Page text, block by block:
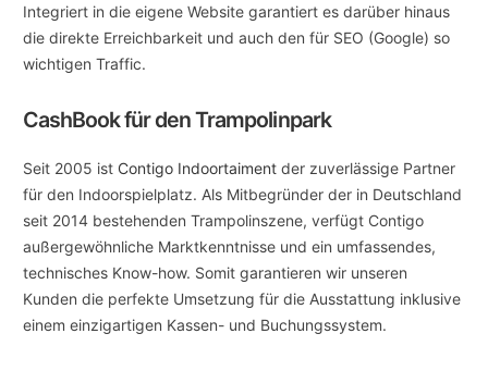
Integriert in die eigene Website garantiert es darüber hinaus
die direkte Erreichbarkeit und auch den für SEO (Google) so
wichtigen Traffic.
CashBook für den Trampolinpark
Seit 2005 ist Contigo Indoortaiment der zuverlässige Partner
für den Indoorspielplatz. Als Mitbegründer der in Deutschland
seit 2014 bestehenden Trampolinszene, verfügt Contigo
außergewöhnliche Marktkenntnisse und ein umfassendes,
technisches Know-how. Somit garantieren wir unseren
Kunden die perfekte Umsetzung für die Ausstattung inklusive
einem einzigartigen Kassen- und Buchungssystem.